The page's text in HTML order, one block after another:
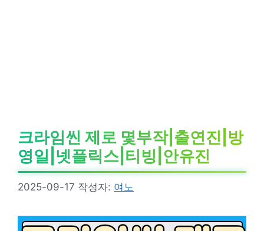
크라임씬 제로 몇부작|출연진|방
영일|넷플릭스|티빙|안유진
2025-09-17 작성자: 여노